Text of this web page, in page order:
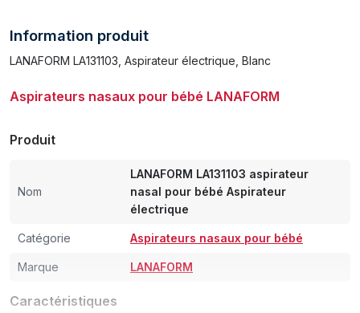
Information produit
LANAFORM LA131103, Aspirateur électrique, Blanc
Aspirateurs nasaux pour bébé LANAFORM
Produit
Nom
LANAFORM LA131103 aspirateur
nasal pour bébé Aspirateur
électrique
Catégorie Aspirateurs nasaux pour bébé
Marque LANAFORM
Caractéristiques